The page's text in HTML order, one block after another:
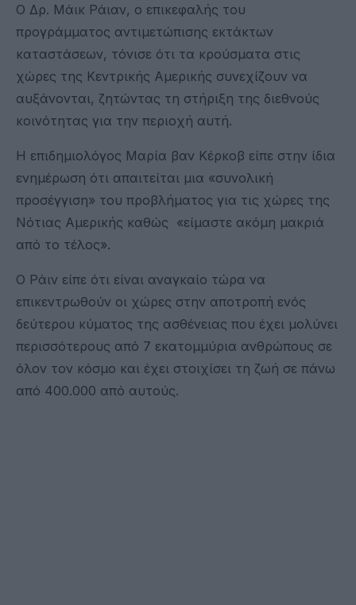
Ο Δρ. Μάικ Ράιαν, ο επικεφαλής του
προγράμματος αντιμετώπισης εκτάκτων
καταστάσεων, τόνισε ότι τα κρούσματα στις
χώρες της Κεντρικής Αμερικής συνεχίζουν να
αυξάνονται, ζητώντας τη στήριξη της διεθνούς
κοινότητας για την περιοχή αυτή.
Η επιδημιολόγος Μαρία βαν Κέρκοβ είπε στην ίδια
ενημέρωση ότι απαιτείται μια «συνολική
προσέγγιση» του προβλήματος για τις χώρες της
Νότιας Αμερικής καθώς «είμαστε ακόμη μακριά
από το τέλος».
Ο Ράιν είπε ότι είναι αναγκαίο τώρα να
επικεντρωθούν οι χώρες στην αποτροπή ενός
δεύτερου κύματος της ασθένειας που έχει μολύνει
περισσότερους από 7 εκατομμύρια ανθρώπους σε
όλον τον κόσμο και έχει στοιχίσει τη ζωή σε πάνω
από 400.000 από αυτούς.